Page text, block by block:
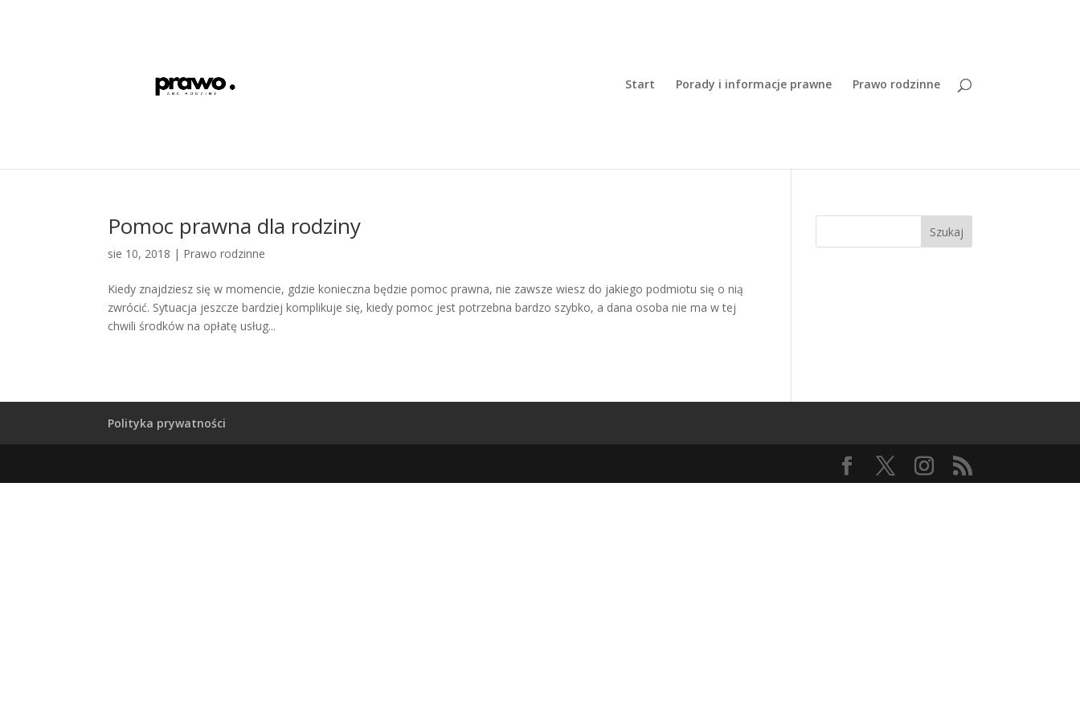
Start Porady i informacje prawne Prawo rodzinne
Pomoc prawna dla rodziny
sie 10, 2018 | Prawo rodzinne
Kiedy znajdziesz się w momencie, gdzie konieczna będzie pomoc prawna, nie zawsze wiesz do jakiego podmiotu się o nią
zwrócić. Sytuacja jeszcze bardziej komplikuje się, kiedy pomoc jest potrzebna bardzo szybko, a dana osoba nie ma w tej
chwili środków na opłatę usług...
Szukaj
Polityka prywatności